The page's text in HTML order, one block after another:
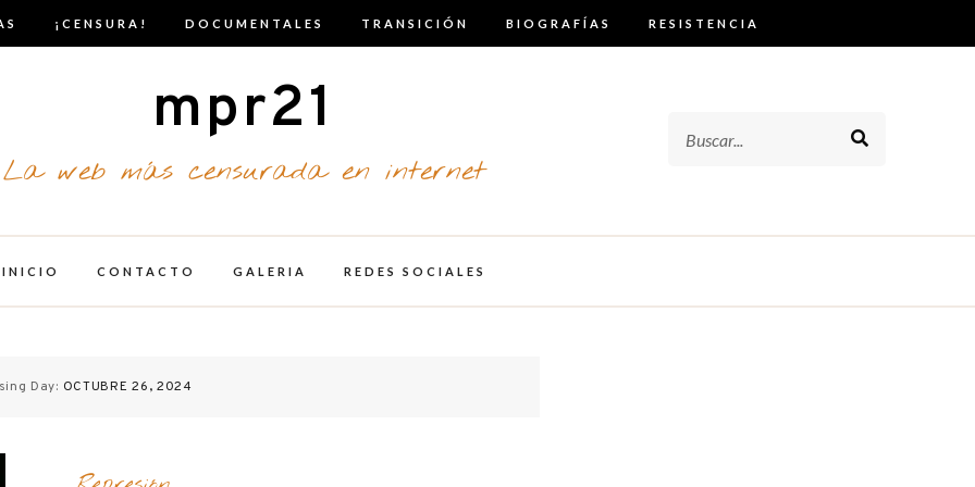
¡CENSURA! DOCUMENTALES TRANSICIÓN BIOGRAFÍAS RESISTENCIA
mpr21
La web más censurada en internet
INICIO CONTACTO GALERIA REDES SOCIALES
Day: OCTUBRE 26, 2024